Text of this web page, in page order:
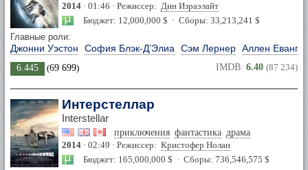
2014 · 01:46 · Режиссер: Дин Израэлайт
Бюджет: 12,000,000 $ · Сборы: 33,213,241 $
Главные роли:
Джонни Уэстон София Блэк-Д’Элиа Сэм Лернер Аллен
6.445 (69 699) IMDB: 6.40 (87 234)
Интерстеллар
Interstellar
приключения фантастика драма
2014 · 02:49 · Режиссер: Кристофер Нолан
Бюджет: 165,000,000 $ · Сборы: 736,546,575 $